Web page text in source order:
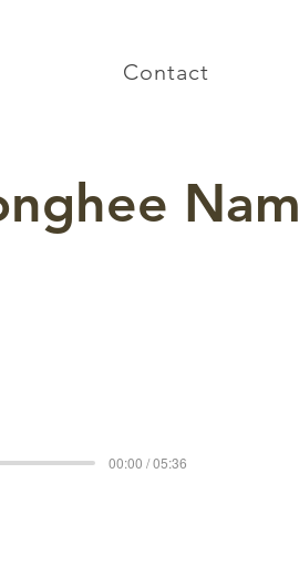
Contact
Nam
00:00 / 05:36